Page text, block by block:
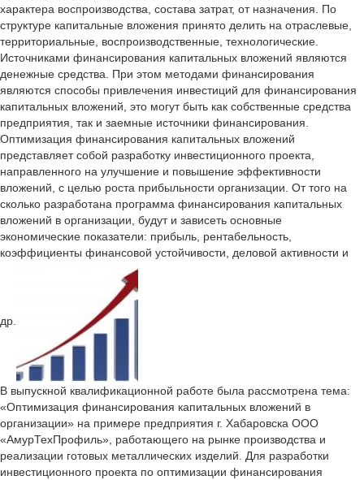
характера воспроизводства, состава затрат, от назначения. По
структуре капитальные вложения принято делить на отраслевые,
территориальные, воспроизводственные, технологические.
Источниками финансирования капитальных вложений являются
денежные средства. При этом методами финансирования
являются способы привлечения инвестиций для финансирования
капитальных вложений, это могут быть как собственные средства
предприятия, так и заемные источники финансирования.
Оптимизация финансирования капитальных вложений
представляет собой разработку инвестиционного проекта,
направленного на улучшение и повышение эффективности
вложений, с целью роста прибыльности организации. От того на
сколько разработана программа финансирования капитальных
вложений в организации, будут и зависеть основные
экономические показатели: прибыль, рентабельность,
коэффициенты финансовой устойчивости, деловой активности и
др.
В выпускной квалификационной работе была рассмотрена тема:
«Оптимизация финансирования капитальных вложений в
организации» на примере предприятия г. Хабаровска ООО
«АмурТехПрофиль», работающего на рынке производства и
реализации готовых металлических изделий. Для разработки
инвестиционного проекта по оптимизации финансирования